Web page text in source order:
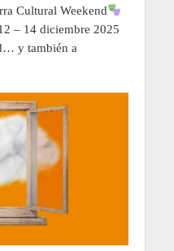
Cultural Weekend
– 14 diciembre 2025
y también a